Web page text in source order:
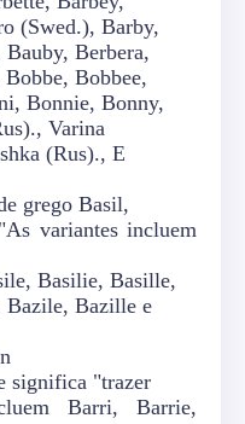
(Swed.), Barby,
Berbera,
Bobbee,
Bonnie, Bonny,
Varina
(Rus)., E
grego Basil,
variantes incluem
Basilie, Basille,
Bazile, Bazille e
significa "trazer
Barri, Barrie,